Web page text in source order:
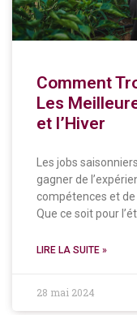
Comment
Les
et l’Hiver
Les jobs
gagner de
compétences et de
Que ce soit pour
LIRE LA SUITE »
28 mai 2024